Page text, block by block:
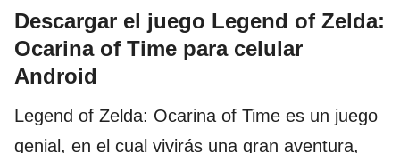
Descargar el juego Legend of Zelda:
Ocarina of Time para celular
Android
Legend of Zelda: Ocarina of Time es un juego
genial, en el cual vivirás una gran aventura,